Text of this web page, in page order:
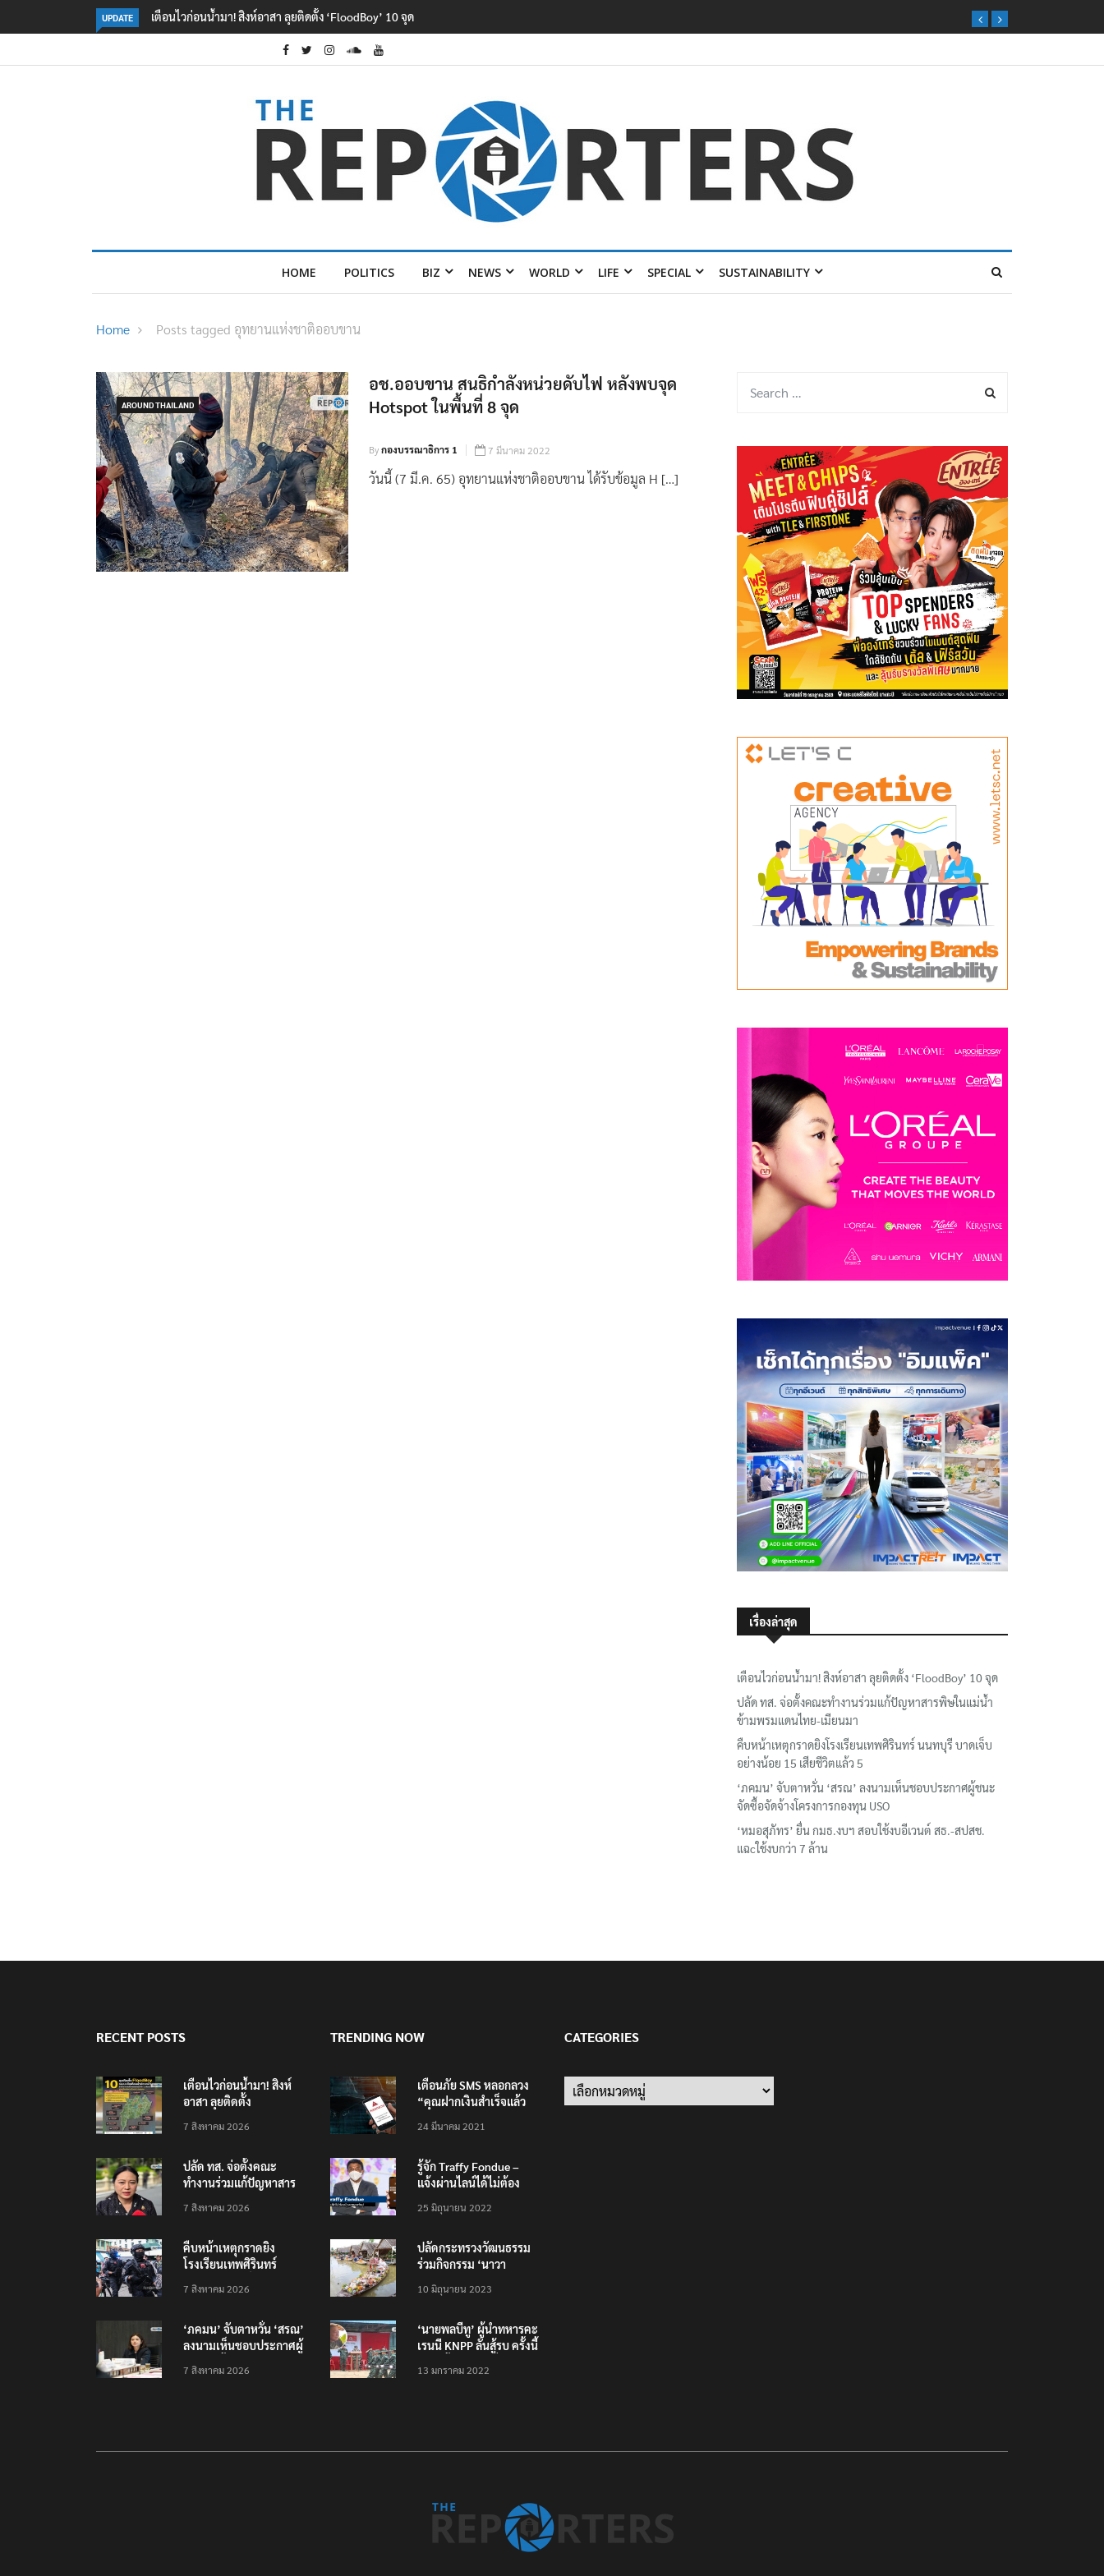
UPDATE
! สิงห์อาสา ลุยติดตั้ง ‘FloodBoy’ 10 จุดปลัด ทส. จ่อตั้งคณะทำงานร่วมแก้ปัญหาสารพิษในแม่น้ำ
ข้ามพรมแดนไทย-เมียนมา
HOME POLITICS BIZ NEWS WORLD LIFE SPECIAL SUSTAINABILITY
Home Posts tagged อุทยานแห่งชาติออบขาน
AROUND THAILAND
อช.ออบขาน สนธิกำลังหน่วยดับไฟ หลังพบจุด
Hotspot ในพื้นที่ 8 จุด
Byกองบรรณาธิการ 1 7 มีนาคม 2022
วันนี้ (7 มี.ค. 65) อุทยานแห่งชาติออบขาน ได้รับข้อมูล H […]
เรื่องล่าสุด
เตือนไวก่อนน้ำมา! สิงห์อาสา ลุยติดตั้ง ‘FloodBoy’ 10 จุด
ปลัด ทส. จ่อตั้งคณะทำงานร่วมแก้ปัญหาสารพิษในแม่น้ำ
ข้ามพรมแดนไทย-เมียนมา
คืบหน้าเหตุกราดยิงโรงเรียนเทพศิรินทร์ นนทบุรี บาดเจ็บ
อย่างน้อย 15 เสียชีวิตแล้ว 5
‘ภคมน’ จับตาหวั่น ‘สรณ’ ลงนามเห็นชอบประกาศผู้ชนะ
จัดซื้อจัดจ้างโครงการกองทุน USO
‘หมอสุภัทร’ ยื่น กมธ.งบฯ สอบใช้งบอีเวนต์ สธ.-สปสช.
แฉcใช้งบกว่า 7 ล้าน
RECENT POSTS
เตือนไวก่อนน้ำมา! สิงห์
อาสา ลุยติดตั้ง
7 สิงหาคม 2026
ปลัด ทส. จ่อตั้งคณะ
ทำงานร่วมแก้ปัญหาสาร
ไทย-เมียนมา
7 สิงหาคม 2026
คืบหน้าเหตุกราดยิง
โรงเรียนเทพศิรินทร์
15 เสียชีวิตแล้ว 5
7 สิงหาคม 2026
‘ภคมน’ จับตาหวั่น ‘สรณ’
ลงนามเห็นชอบประกาศผู้
โครงการกองทุน USO
7 สิงหาคม 2026
TRENDING NOW
เตือนภัย SMS หลอกลวง
“คุณฝากเงินสำเร็จแล้ว
200,000 บาท”
24 มีนาคม 2021
รู้จัก Traffy Fondue –
แจ้งผ่านไลน์ได้ไม่ต้อง
ทั่วไทย ไม่ใช่แค่ในกรุง
25 มิถุนายน 2022
ปลัดกระทรวงวัฒนธรรม
ร่วมกิจกรรม ‘นาวา
ตักบาตรทางน้ำ
10 มิถุนายน 2023
‘นายพลบีทู’ ผู้นำทหารคะ
เรนนี KNPP ลั่นสู้รบ ครั้งนี้
ประชาชนต้องชนะ
13 มกราคม 2022
CATEGORIES
Categories